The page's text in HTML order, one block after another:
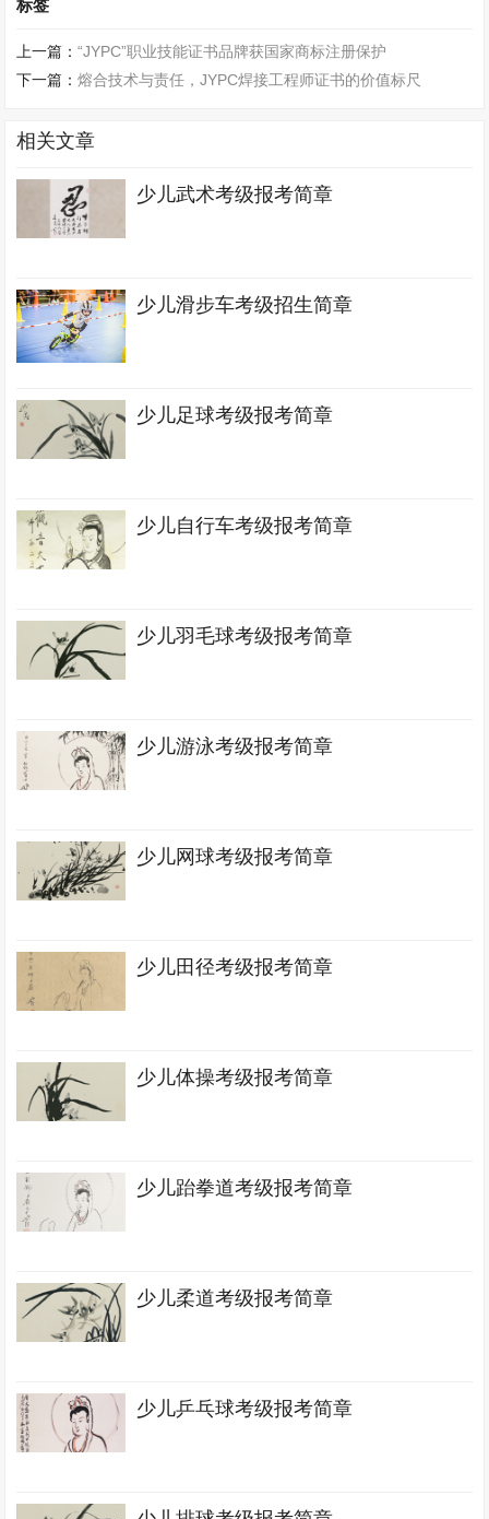
标签
上一篇：“JYPC”职业技能证书品牌获国家商标注册保护
下一篇：熔合技术与责任，JYPC焊接工程师证书的价值标尺
相关文章
少儿武术考级报考简章
少儿滑步车考级招生简章
少儿足球考级报考简章
少儿自行车考级报考简章
少儿羽毛球考级报考简章
少儿游泳考级报考简章
少儿网球考级报考简章
少儿田径考级报考简章
少儿体操考级报考简章
少儿跆拳道考级报考简章
少儿柔道考级报考简章
少儿乒乓球考级报考简章